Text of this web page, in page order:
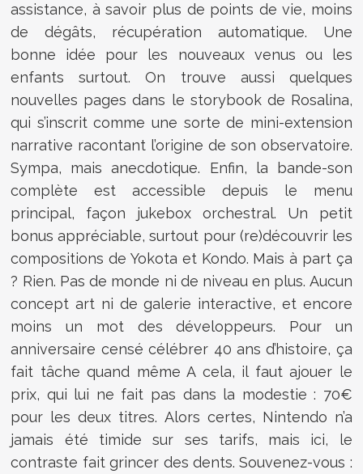
assistance, à savoir plus de points de vie, moins
de dégâts, récupération automatique. Une
bonne idée pour les nouveaux venus ou les
enfants surtout. On trouve aussi quelques
nouvelles pages dans le storybook de Rosalina,
qui s’inscrit comme une sorte de mini-extension
narrative racontant l’origine de son observatoire.
Sympa, mais anecdotique. Enfin, la bande-son
complète est accessible depuis le menu
principal, façon jukebox orchestral. Un petit
bonus appréciable, surtout pour (re)découvrir les
compositions de Yokota et Kondo. Mais à part ça
? Rien. Pas de monde ni de niveau en plus. Aucun
concept art ni de galerie interactive, et encore
moins un mot des développeurs. Pour un
anniversaire censé célébrer 40 ans d’histoire, ça
fait tâche quand même A cela, il faut ajouer le
prix, qui lui ne fait pas dans la modestie : 70€
pour les deux titres. Alors certes, Nintendo n’a
jamais été timide sur ses tarifs, mais ici, le
contraste fait grincer des dents. Souvenez-vous :